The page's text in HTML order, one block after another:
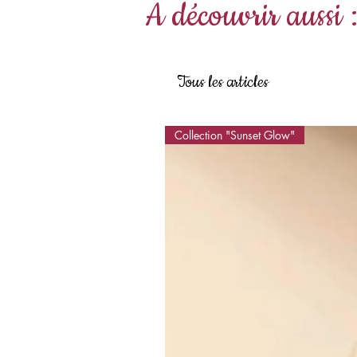
A découvrir aussi :
Tous les articles
Collection "Sunset Glow"